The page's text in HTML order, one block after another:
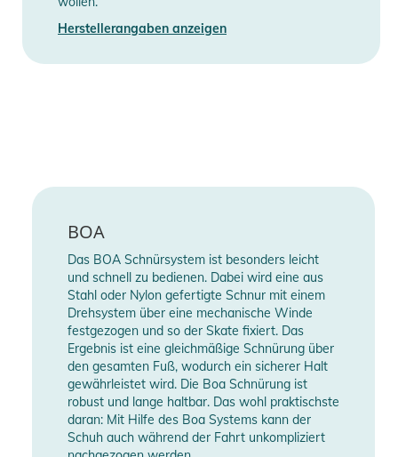
finden Sie direkt am Produkt.
Herstellerangaben anzeigen
BOA
Das BOA Schnürsystem ist besonders leicht
und schnell zu bedienen. Dabei wird eine aus
Stahl oder Nylon gefertigte Schnur mit einem
Drehsystem über eine mechanische Winde
festgezogen und so der Skate fixiert. Das
Ergebnis ist eine gleichmäßige Schnürung über
den gesamten Fuß, wodurch ein sicherer Halt
gewährleistet wird. Die Boa Schnürung ist
robust und lange haltbar. Das wohl praktischste
daran: Mit Hilfe des Boa Systems kann der
Schuh auch während der Fahrt unkompliziert